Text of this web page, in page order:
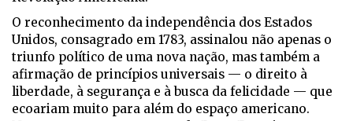
O reconhecimento da independência dos Estados
Unidos, consagrado em 1783, assinalou não apenas o
triunfo político de uma nova nação, mas também a
afirmação de princípios universais — o direito à
liberdade, à segurança e à busca da felicidade — que
ecoariam muito para além do espaço americano.